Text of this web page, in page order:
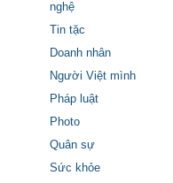
nghệ
Tin tặc
Doanh nhân
Người Việt mình
Pháp luật
Photo
Quân sự
Sức khỏe